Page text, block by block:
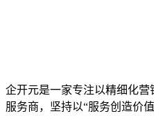
企开元是一家专注以精细化
服务商，坚持以“服务创造价